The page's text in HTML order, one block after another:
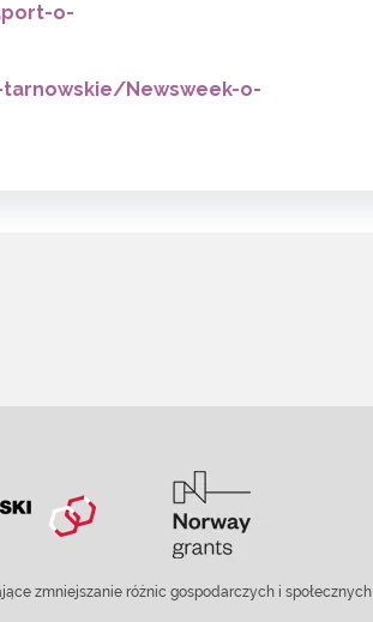
o-
Newsweek-o-
zmniejszanie różnic gospodarczych i społecznych